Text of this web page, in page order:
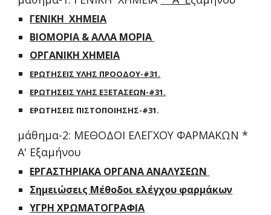
ΓΕΝΙΚΗ ΧΗΜΕΙΑ
ΒΙΟΜΟΡΙΑ & ΑΛΛΑ ΜΟΡΙΑ
ΟΡΓΑΝΙΚΗ ΧΗΜΕΙΑ
ΕΡΩΤΗΣΕΙΣ ΥΛΗΣ ΠΡΟΟΔΟΥ-#31.
ΕΡΩΤΗΣΕΙΣ ΥΛΗΣ ΕΞΕΤΑΣΕΩΝ-#31.
ΕΡΩΤΗΣΕΙΣ ΠΙΣΤΟΠΟΙΗΣΗΣ-#31.
μάθημα-2: ΜΕΘΟΔΟΙ ΕΛΕΓΧΟΥ ΦΑΡΜΑΚΩΝ *
Α' Εξαμήνου
ΕΡΓΑΣΤΗΡΙΑΚΑ ΟΡΓΑΝΑ ΑΝΑΛΥΣΕΩΝ
Σημειώσεις Μέθοδοι ελέγχου φαρμάκων
ΥΓΡΗ ΧΡΩΜΑΤΟΓΡΑΦΙΑ